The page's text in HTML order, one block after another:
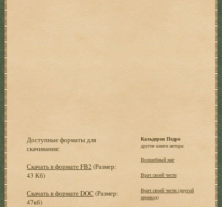
Доступные форматы для
скачивания:
Скачать в формате FB2 (Размер:
43 Кб)
Скачать в формате DOC (Размер:
47кб)
Кальдерон Педро
другие книги автора:
Волшебный маг
Врач своей чести
Врач своей чести (другой
перевод)